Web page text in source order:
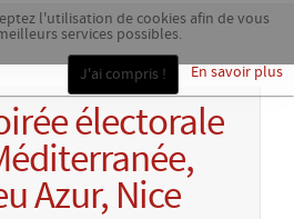
l'utilisation de cookies afin de vous
services possibles.
En savoir plus
J'ai compris !
électorale
Azur, Nice